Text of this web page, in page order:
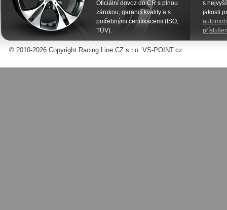
Oficiální dovoz do ČR s plnou
zárukou, garancí kvality a s
potřebnými certifikacemi (ISO,
TÜV).
s
jakosti
© 2010-2026 Copyright Racing Line CZ s.r.o. VS-POINT.cz